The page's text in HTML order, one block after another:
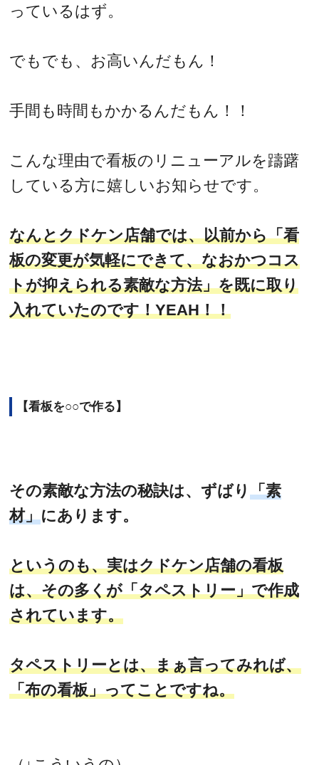
っているはず。
でもでも、お高いんだもん！
手間も時間もかかるんだもん！！
こんな理由で看板のリニューアルを躊躇
している方に嬉しいお知らせです。
なんとクドケン店舗では、以前から「看
板の変更が気軽にできて、なおかつコス
トが抑えられる素敵な方法」を既に取り
入れていたのです！YEAH！！
【看板を○○で作る】
その素敵な方法の秘訣は、ずばり「素
材」にあります。
というのも、実はクドケン店舗の看板
は、その多くが「タペストリー」で作成
されています。
タペストリーとは、まぁ言ってみれば、
「布の看板」ってことですね。